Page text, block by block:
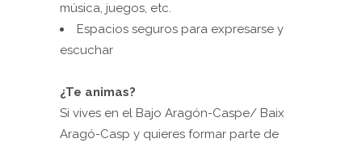
música, juegos, etc.
Espacios seguros para expresarse y
escuchar
¿Te animas?
Si vives en el Bajo Aragón-Caspe/ Baix
Aragó-Casp y quieres formar parte de